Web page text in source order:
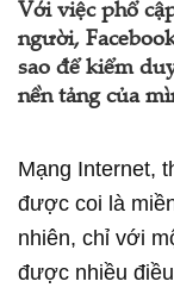
Với việc phổ
người,
sao để kiểm
nền tảng của
Mạng Internet,
được coi là
nhiên, chỉ với
được nhiều